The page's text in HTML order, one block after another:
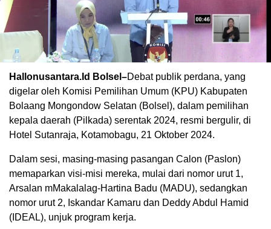
Hallonusantara.Id Bolsel–Debat publik perdana, yang
digelar oleh Komisi Pemilihan Umum (KPU) Kabupaten
Bolaang Mongondow Selatan (Bolsel), dalam pemilihan
kepala daerah (Pilkada) serentak 2024, resmi bergulir, di
Hotel Sutanraja, Kotamobagu, 21 Oktober 2024.
Dalam sesi, masing-masing pasangan Calon (Paslon)
memaparkan visi-misi mereka, mulai dari nomor urut 1,
Arsalan mMakalalag-Hartina Badu (MADU), sedangkan
nomor urut 2, Iskandar Kamaru dan Deddy Abdul Hamid
(IDEAL), unjuk program kerja.